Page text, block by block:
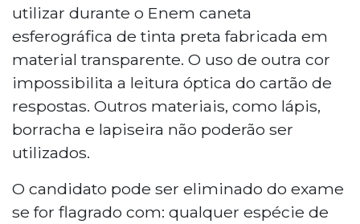
utilizar durante o Enem caneta
esferográfica de tinta preta fabricada em
material transparente. O uso de outra cor
impossibilita a leitura óptica do cartão de
respostas. Outros materiais, como lápis,
borracha e lapiseira não poderão ser
utilizados.
O candidato pode ser eliminado do exame
se for flagrado com: qualquer espécie de